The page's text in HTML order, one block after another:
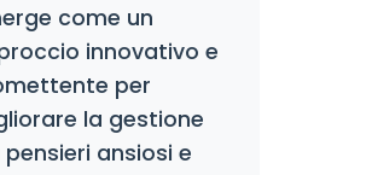
come un
innovativo e
per
la gestione
pensieri ansiosi e